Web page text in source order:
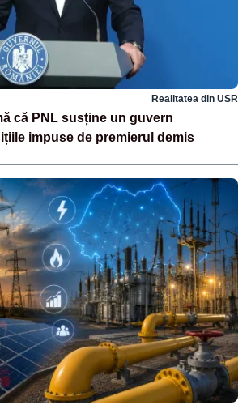
Realitatea din USR
că PNL susține un guvern
impuse de premierul demis